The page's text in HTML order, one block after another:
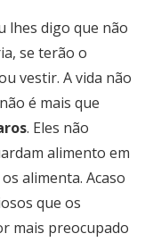
lhes digo que não
se terão o
vestir. A vida não
é mais que
. Eles não
alimento em
alimenta. Acaso
que os
mais preocupado